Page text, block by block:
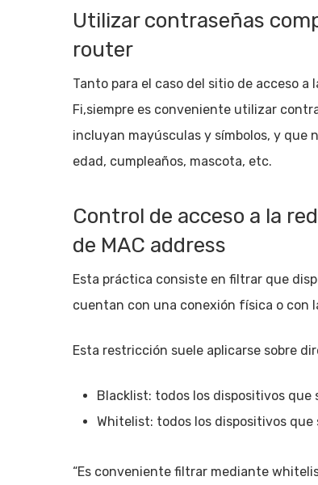
Utilizar contraseñas
router
Tanto para el caso del sitio de acceso
Fi,siempre es conveniente utilizar
incluyan mayúsculas y símbolos, y que
edad, cumpleaños, mascota, etc.
Control de acceso a la
de MAC address
Esta práctica consiste en filtrar que
cuentan con una conexión física o con
Esta restricción suele aplicarse sobre
Blacklist: todos los dispositivos que
Whitelist: todos los dispositivos
“Es conveniente filtrar mediante